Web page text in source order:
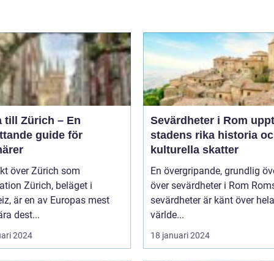
till Zürich – En
guide för
över Zürich som
beläget i
är en av Europas mest
dest...
2024
Sevärdheter i Rom upptäck
stadens rika historia
kulturella skatter
En övergripande, grundlig
över sevärdheter i Rom Roms
sevärdheter är känt över hela
världe...
18 januari 2024